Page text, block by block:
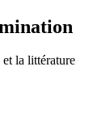
la littérature